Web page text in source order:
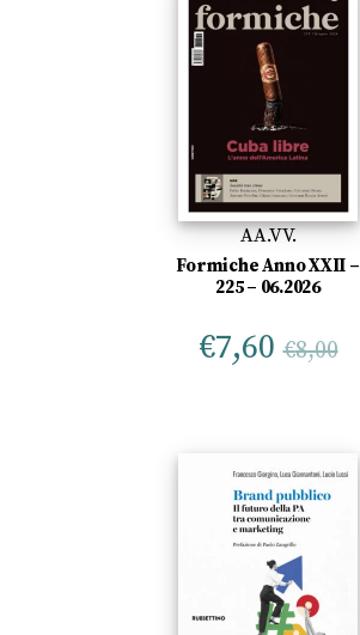
AA.VV.
Formiche Anno XXII –
225 – 06.2026
€7,60 €8,00